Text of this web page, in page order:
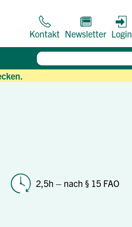
Kontakt Newsletter Login
2,5h – nach § 15 FAO